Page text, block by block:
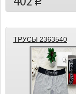
ТРУСЫ 2363540